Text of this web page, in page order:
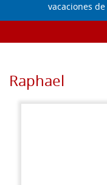
vacaciones
Raphael